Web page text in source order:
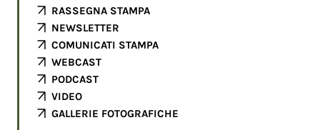
RASSEGNA STAMPA
NEWSLETTER
COMUNICATI STAMPA
WEBCAST
PODCAST
VIDEO
GALLERIE FOTOGRAFICHE